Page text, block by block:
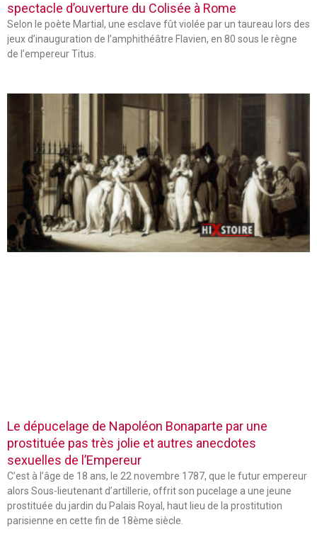
spectacle d’ouverture du Colisée à Rome
Selon le poète Martial, une esclave fût violée par un taureau lors des
jeux d’inauguration de l’amphithéâtre Flavien, en 80 sous le règne
de l’empereur Titus.
Le dépucelage de Napoléon Bonaparte par une
prostituée pas très jolie et autres anecdotes
sexuelles de l’Empereur
C’est à l’âge de 18 ans, le 22 novembre 1787, que le futur empereur
alors Sous-lieutenant d’artillerie, offrit son pucelage a une jeune
prostituée du jardin du Palais Royal, haut lieu de la prostitution
parisienne en cette fin de 18ème siècle.